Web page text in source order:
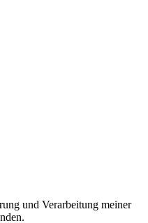
und Verarbeitung meiner